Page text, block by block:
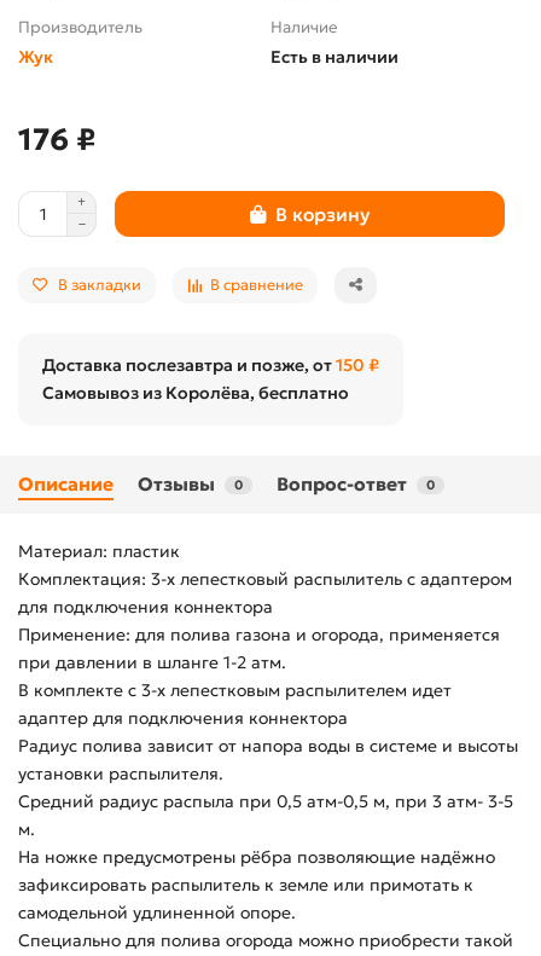
Производитель
Жук
Наличие
Есть в наличии
176 ₽
В корзину
В закладки В сравнение
Доставка послезавтра и позже, от150 ₽
Самовывоз из Королёва, бесплатно
Описание Отзывы 0 Вопрос-ответ 0
Материал: пластик
Комплектация: 3-х лепестковый распылитель с адаптером
для подключения коннектора
Применение: для полива газона и огорода, применяется
при давлении в шланге 1-2 атм.
В комплекте с 3-х лепестковым распылителем идет
адаптер для подключения коннектора
Радиус полива зависит от напора воды в системе и высоты
установки распылителя.
Средний радиус распыла при 0,5 атм-0,5 м, при 3 атм- 3-5
м.
На ножке предусмотрены рёбра позволяющие надёжно
зафиксировать распылитель к земле или примотать к
самодельной удлиненной опоре.
Специально для полива огорода можно приобрести такой